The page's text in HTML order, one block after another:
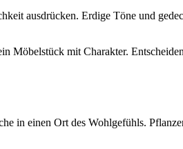
ausdrücken. Erdige Töne und
mit Charakter.
in einen Ort des Wohlgefühls.